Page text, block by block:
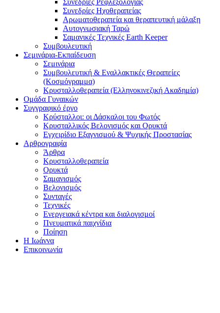
Συνεδρίες Ηχοθεραπείας
Αρωματοθεραπεία και θεραπευτική μάλαξη
Αυτογνωσιακή Ταρώ
Σαμανικές Τεχνικές Earth Keeper
Συμβουλευτική
Σεμινάρια-Εκπαίδευση
Σεμινάρια
Συμβουλευτική & Εναλλακτικές Θεραπείες
(Κοσμόγραμμα)
Κρυσταλλοθεραπεία (Ελληνοκινεζική Ακαδημία)
Ομάδα Γυναικών
Συγγραφικό έργο
Κρύσταλλοι: οι Δάσκαλοι του Φωτός
Κρυσταλλικός Βελονισμός και Ορυκτά
Εγχειρίδιο Εξαγνισμού & Ψυχικής Προστασίας
Αρθρογραφία
Άρθρα
Κρυσταλλοθεραπεία
Ορυκτά
Σαμανισμός
Βελονισμός
Συνταγές
Τεχνικές
Ενεργειακά κέντρα και διαλογισμοί
Πνευματικά παιχνίδια
Ποίηση
Η Ιωάννα
Επικοινωνία